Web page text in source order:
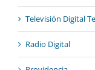
Televisión Digital
Radio Digital